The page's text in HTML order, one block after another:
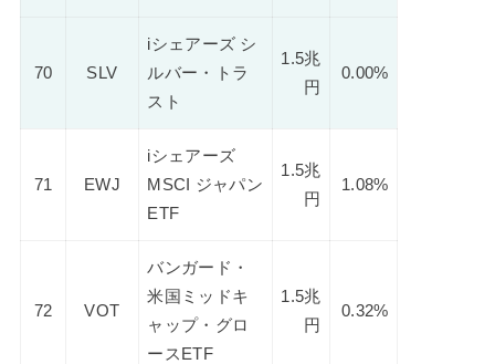
70 SLV
iシェアーズ シ
ルバー・トラ
スト
1.5兆
円
0.00%
71 EWJ
iシェアーズ
MSCI ジャパン
ETF
1.5兆
円
1.08%
72 VOT
バンガード・
米国ミッドキ
ャップ・グロ
ースETF
1.5兆
円
0.32%